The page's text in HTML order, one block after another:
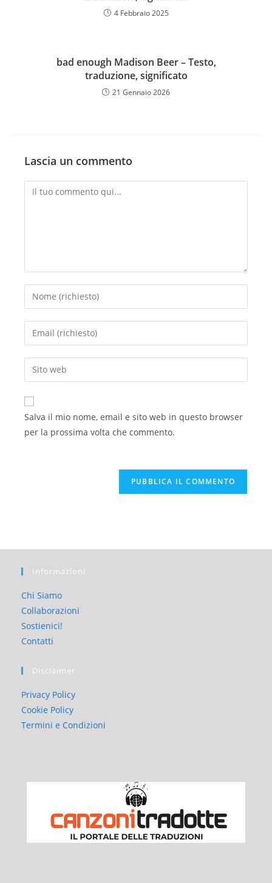
4 Febbraio 2025
bad enough Madison Beer – Testo,
traduzione, significato
21 Gennaio 2026
Lascia un commento
Salva il mio nome, email e sito web in questo browser
per la prossima volta che commento.
Informazioni
Chi Siamo
Collaborazioni
Sostienici!
Contatti
Disclaimer
Privacy Policy
Cookie Policy
Termini e Condizioni